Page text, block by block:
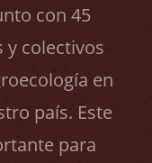
con 45
y colectivos
en
país. Este
para